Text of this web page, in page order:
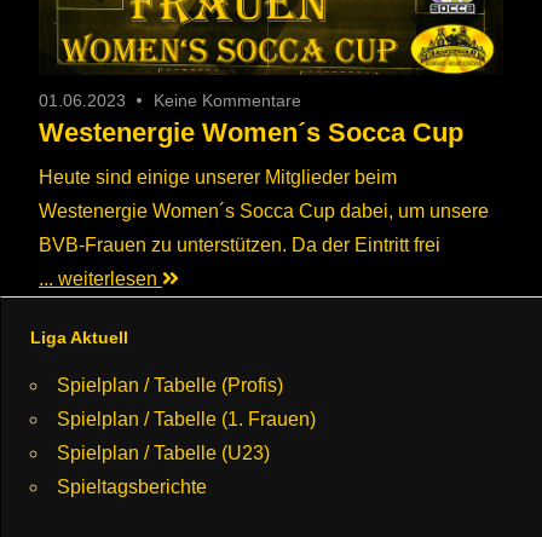
01.06.2023 Keine Kommentare
Westenergie Women´s Socca Cup
Heute sind einige unserer Mitglieder beim
Westenergie Women´s Socca Cup dabei, um unsere
BVB-Frauen zu unterstützen. Da der Eintritt frei
... weiterlesen
Liga Aktuell
Spielplan / Tabelle (Profis)
Spielplan / Tabelle (1. Frauen)
Spielplan / Tabelle (U23)
Spieltagsberichte